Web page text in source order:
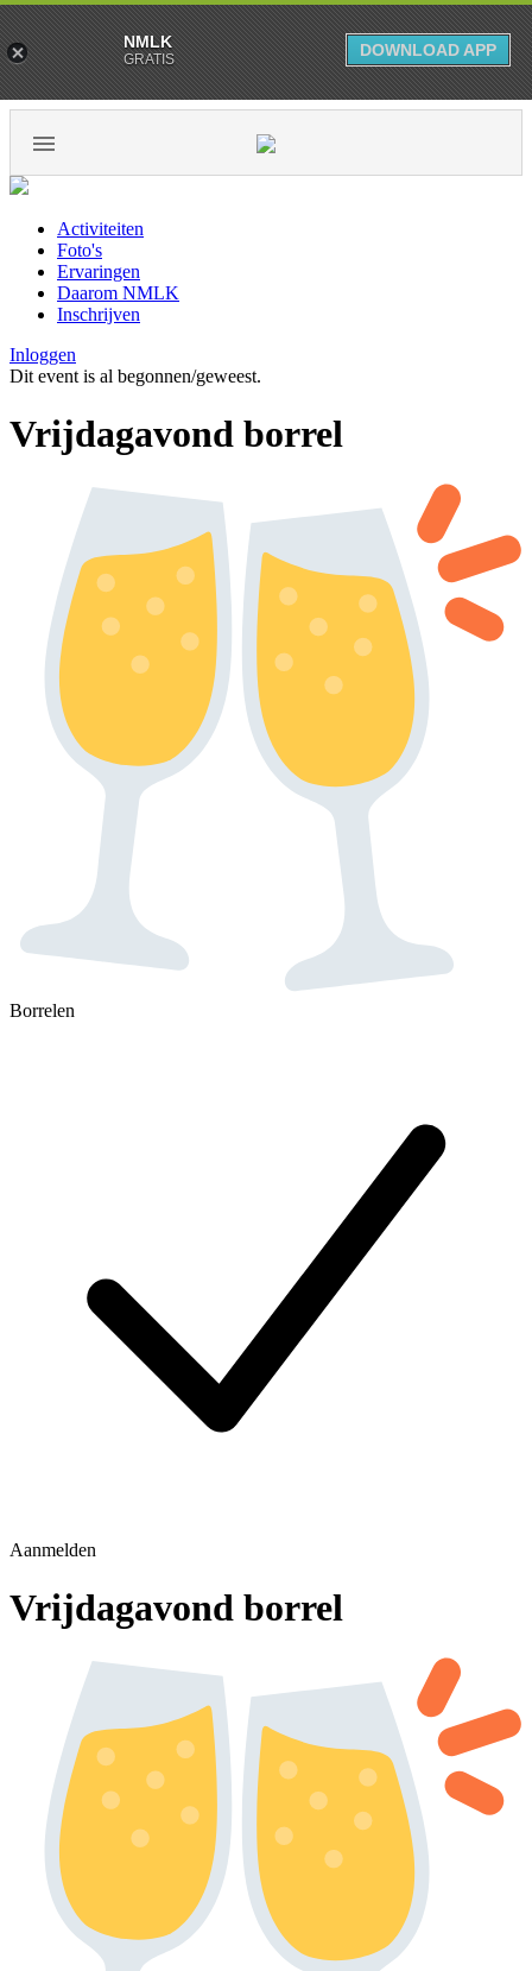
Activiteiten
Foto's
Ervaringen
Daarom NMLK
Inschrijven
Inloggen
Dit event is al begonnen/geweest.
Vrijdagavond borrel
Borrelen
Aanmelden
Vrijdagavond borrel
NMLK
GRATIS DOWNLOAD APP